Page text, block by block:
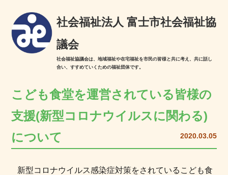
社会福祉法人 富士市社会福祉協
議会
社会福祉協議会は、地域福祉や在宅福祉を市民の皆様と共に考え、共に話し
合い、すすめていくための福祉団体です。
こども食堂を運営されている皆様の
支援(新型コロナウイルスに関わる)
について
2020.03.05
新型コロナウイルス感染症対策をされているこども食